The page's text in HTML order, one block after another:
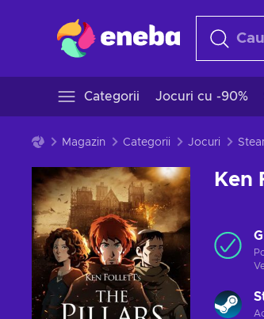
Categorii Jocuri cu -90%
Magazin Categorii Jocuri
Ken